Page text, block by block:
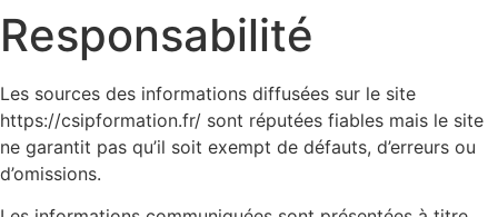
Responsabilité
Les sources des informations diffusées sur le site
https://csipformation.fr/ sont réputées fiables mais le site
ne garantit pas qu’il soit exempt de défauts, d’erreurs ou
d’omissions.